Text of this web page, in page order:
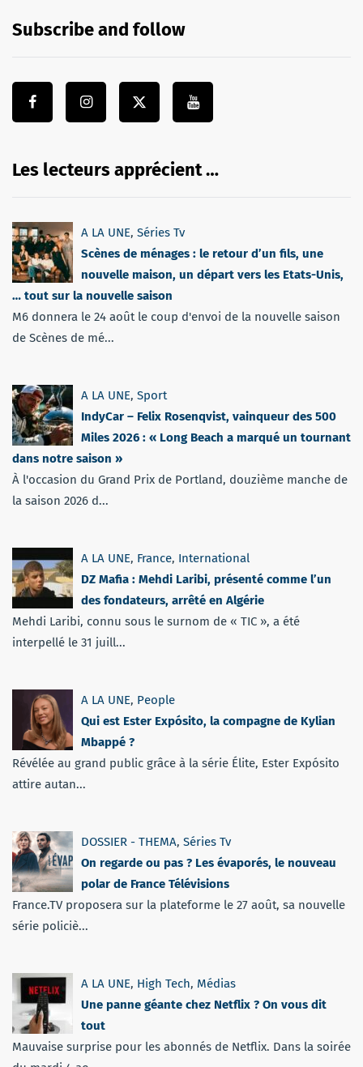
Subscribe and follow
Les lecteurs apprécient …
A LA UNE, Séries Tv
Scènes de ménages : le retour d’un fils, une
nouvelle maison, un départ vers les Etats-Unis,
… tout sur la nouvelle saison
M6 donnera le 24 août le coup d'envoi de la nouvelle saison
de Scènes de mé...
A LA UNE, Sport
IndyCar – Felix Rosenqvist, vainqueur des 500
Miles 2026 : « Long Beach a marqué un tournant
dans notre saison »
À l'occasion du Grand Prix de Portland, douzième manche de
la saison 2026 d...
A LA UNE, France, International
DZ Mafia : Mehdi Laribi, présenté comme l’un
des fondateurs, arrêté en Algérie
Mehdi Laribi, connu sous le surnom de « TIC », a été
interpellé le 31 juill...
A LA UNE, People
Qui est Ester Expósito, la compagne de Kylian
Mbappé ?
Révélée au grand public grâce à la série Élite, Ester Expósito
attire autan...
DOSSIER - THEMA, Séries Tv
On regarde ou pas ? Les évaporés, le nouveau
polar de France Télévisions
France.TV proposera sur la plateforme le 27 août, sa nouvelle
série policiè...
A LA UNE, High Tech, Médias
Une panne géante chez Netflix ? On vous dit
tout
Mauvaise surprise pour les abonnés de Netflix. Dans la soirée